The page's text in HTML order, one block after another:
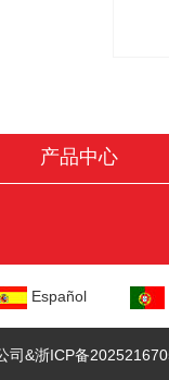
产品中心
Español
司&浙ICP备